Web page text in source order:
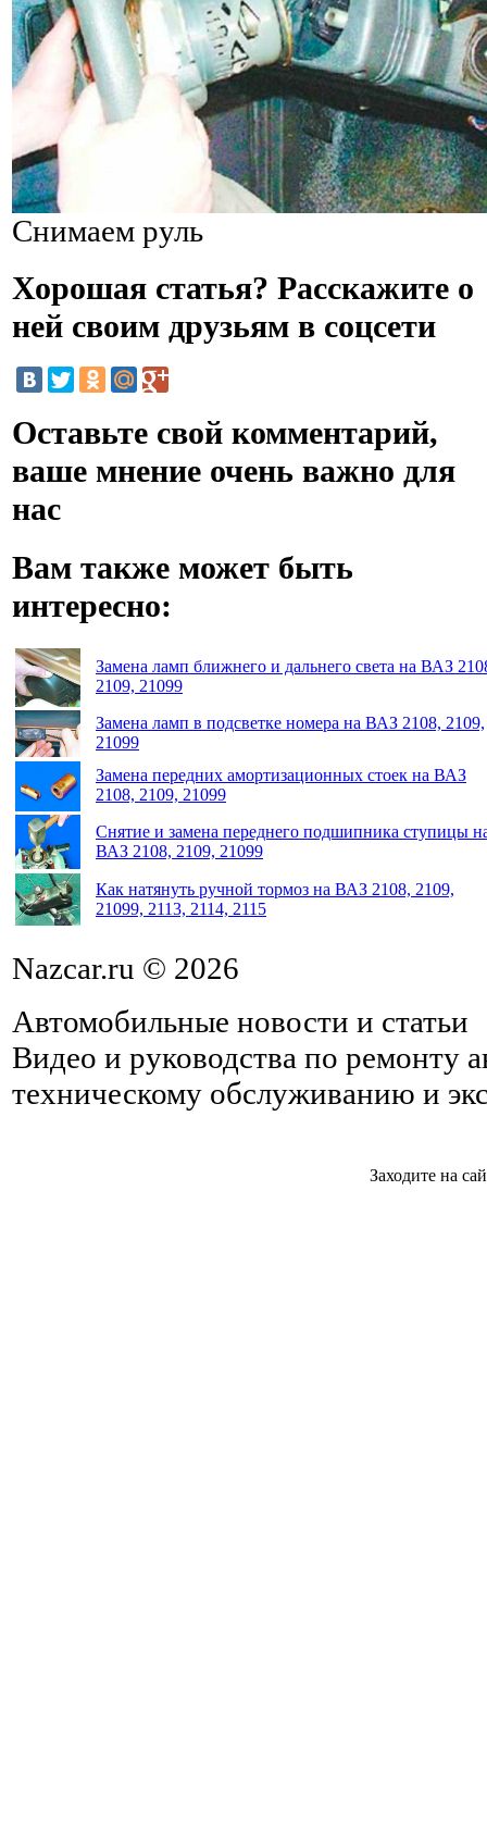
Снимаем руль
Хорошая статья? Расскажите о
ней своим друзьям в соцсети
Оставьте свой комментарий,
ваше мнение очень важно для
нас
Вам также может быть
интересно:
Замена ламп ближнего и дальнего света на ВАЗ
2109, 21099
Замена ламп в подсветке номера на ВАЗ 2108, 2109,
21099
Замена передних амортизационных стоек на ВАЗ
2108, 2109, 21099
Снятие и замена переднего подшипника ступицы
ВАЗ 2108, 2109, 21099
Как натянуть ручной тормоз на ВАЗ 2108, 2109,
21099, 2113, 2114, 2115
Nazcar.ru © 2026
Автомобильные новости и статьи
Видео и руководства по ремонту
техническому обслуживанию и
Заходите на